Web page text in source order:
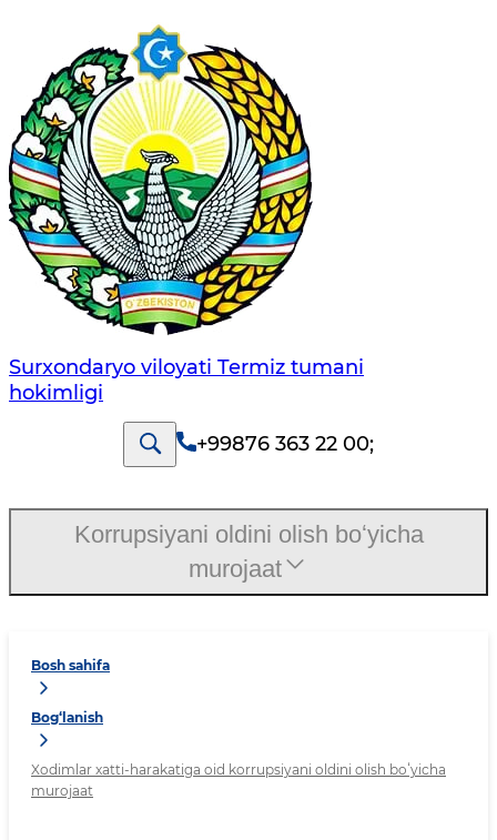
Surxondaryo viloyati Termiz tumani
hokimligi
+99876 363 22 00;
Bosh sahifa
Bog‘lanish
Xodimlar xatti-harakatiga oid korrupsiyani oldini olish boʻyicha
murojaat
Korrupsiyani oldini olish boʻyicha
murojaat